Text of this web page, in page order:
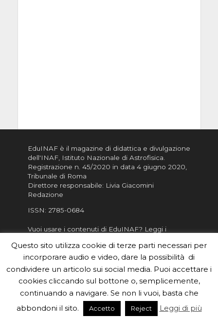
EduINAF è il magazine di didattica e divulgazione
dell'INAF, Istituto Nazionale di Astrofisica
Registrazione n. 45/2020 in data 4 giugno 2020,
Tribunale di Roma
Direttore responsabile: Livia Giacomini
Redazione
ISSN: 2785-0684
Vuoi usare i contenuti di EduINAF? Leggi i
Informativa sulla Privacy
Informatva sui Cookie
Per la rubrica de l'Astronomo risponde, per
inviarci le tue foto o i tuoi contributi, scrivici a
redazione.edu [chiocciola] inaf.it oppure
il form
Questo sito utilizza cookie di terze parti necessari per
incorporare audio e video, dare la possibilità di
condividere un articolo sui social media. Puoi accettare i
cookies cliccando sul bottone o, semplicemente,
continuando a navigare. Se non li vuoi, basta che
abbondoni il sito.
Accetto Reject Leggi di più